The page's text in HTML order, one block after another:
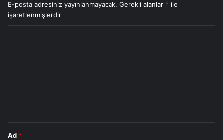
E-posta adresiniz yayınlanmayacak. Gerekli alanlar * ile
işaretlenmişlerdir
Ad *